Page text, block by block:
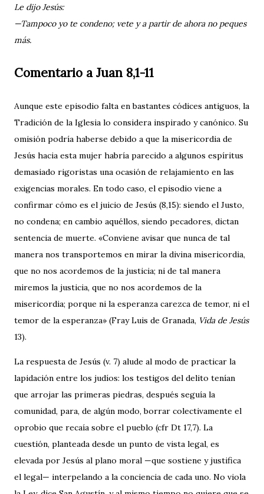
Le dijo Jesús:
—Tampoco yo te condeno; vete y a partir de ahora no peques
más.
Comentario a Juan 8,1-11
Aunque este episodio falta en bastantes códices antiguos, la
Tradición de la Iglesia lo considera inspirado y canónico. Su
omisión podría haberse debido a que la misericordia de
Jesús hacia esta mujer habría parecido a algunos espíritus
demasiado rigoristas una ocasión de relajamiento en las
exigencias morales. En todo caso, el episodio viene a
confirmar cómo es el juicio de Jesús (8,15): siendo el Justo,
no condena; en cambio aquéllos, siendo pecadores, dictan
sentencia de muerte. «Conviene avisar que nunca de tal
manera nos transportemos en mirar la divina misericordia,
que no nos acordemos de la justicia; ni de tal manera
miremos la justicia, que no nos acordemos de la
misericordia; porque ni la esperanza carezca de temor, ni el
temor de la esperanza» (Fray Luis de Granada, Vida de Jesús
13).
La respuesta de Jesús (v. 7) alude al modo de practicar la
lapidación entre los judíos: los testigos del delito tenían
que arrojar las primeras piedras, después seguía la
comunidad, para, de algún modo, borrar colectivamente el
oprobio que recaía sobre el pueblo (cfr Dt 17,7). La
cuestión, planteada desde un punto de vista legal, es
elevada por Jesús al plano moral —que sostiene y justifica
el legal— interpelando a la conciencia de cada uno. No viola